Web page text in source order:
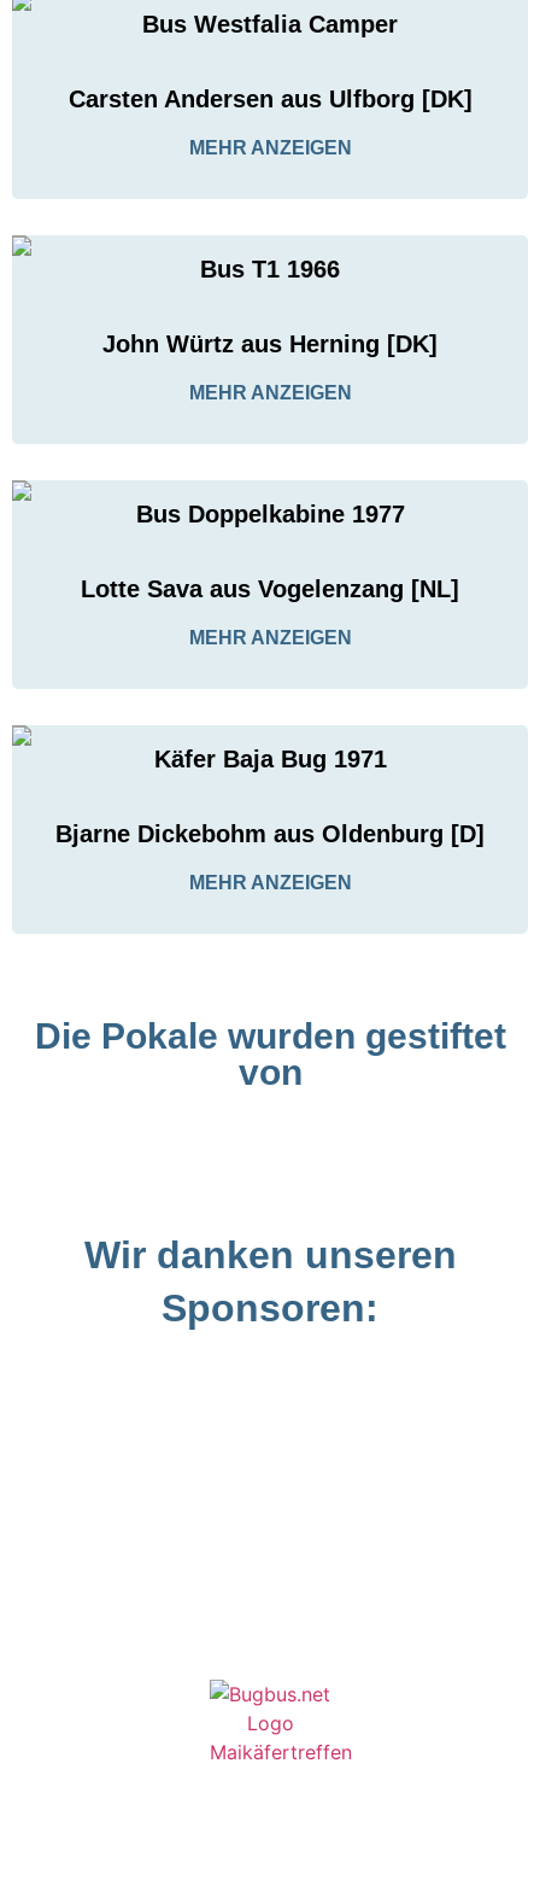
Bus Westfalia Camper
Carsten Andersen aus Ulfborg [DK]
MEHR ANZEIGEN
Bus T1 1966
John Würtz aus Herning [DK]
MEHR ANZEIGEN
Bus Doppelkabine 1977
Lotte Sava aus Vogelenzang [NL]
MEHR ANZEIGEN
Käfer Baja Bug 1971
Bjarne Dickebohm aus Oldenburg [D]
MEHR ANZEIGEN
Die Pokale wurden gestiftet
von
Wir danken unseren
Sponsoren: